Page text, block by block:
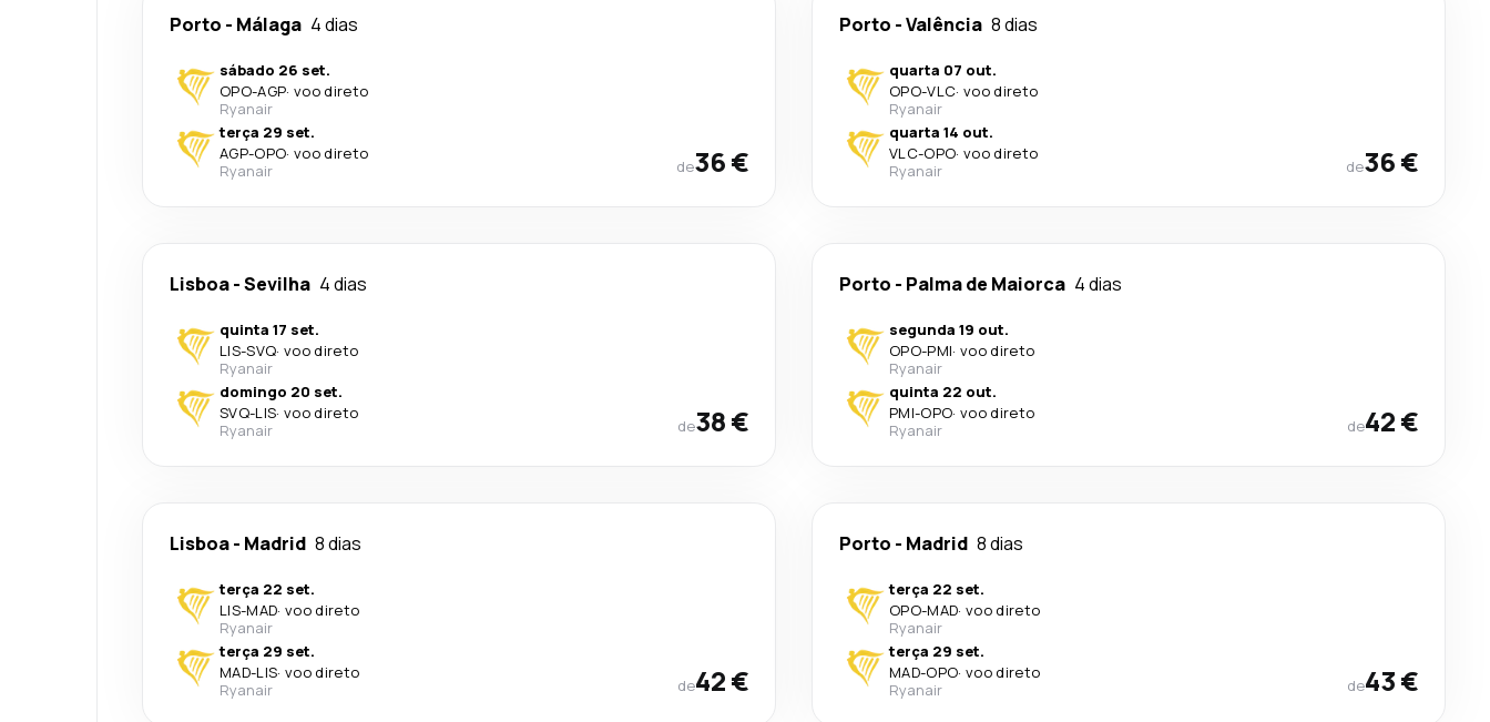
Porto - Málaga 4 dias
sábado 26 set.
OPO-AGP· voo direto
Ryanair
terça 29 set.
AGP-OPO· voo direto
Ryanair
de36 €
Porto -Valência 8 dias
quarta 07 out.
OPO-VLC· voo direto
Ryanair
quarta 14 out.
VLC-OPO· voo direto
Ryanair
de36 €
Lisboa-Sevilha 4 dias
quinta 17 set.
LIS-SVQ· voo direto
Ryanair
domingo 20 set.
SVQ-LIS· voo direto
Ryanair
de38 €
Porto - Palma de Maiorca 4 dias
segunda 19 out.
OPO-PMI· voo direto
Ryanair
quinta 22 out.
PMI-OPO· voo direto
Ryanair
de42 €
Lisboa- Madrid 8 dias
terça 22 set.
LIS-MAD· voo direto
Ryanair
terça 29 set.
MAD-LIS· voo direto
Ryanair
de42 €
Porto - Madrid 8 dias
terça 22 set.
OPO-MAD· voo direto
Ryanair
terça 29 set.
MAD-OPO· voo direto
Ryanair
de43 €